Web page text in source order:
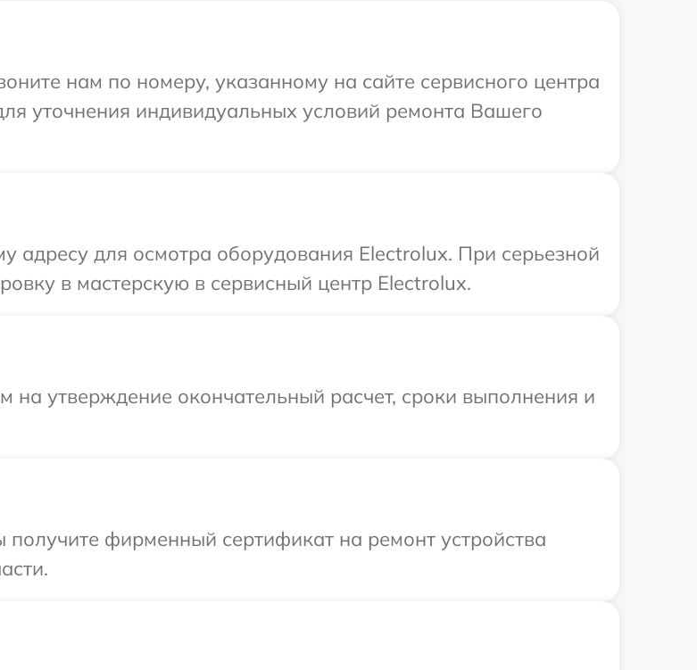
нам по номеру, указанному на сайте сервисного центра
уточнения индивидуальных условий ремонта Вашего
адресу для осмотра оборудования Electrolux. При серьезной
в мастерскую в сервисный центр Electrolux.
на утверждение окончательный расчет, сроки выполнения и
фирменный сертификат на ремонт устройства